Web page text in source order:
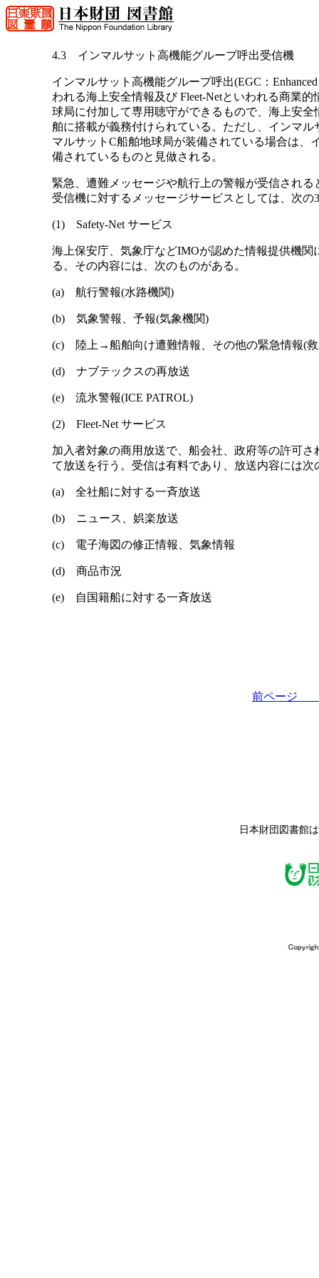
4.3 インマルサット高機能グループ呼出受信機
インマルサット高機能グループ呼出(EGC：
われる海上安全情報及び Fleet-Netといわれる商業
球局に付加して専用聴守ができるもので、海上安
舶に搭載が義務付けられている。ただし、インマ
マルサットC船舶地球局が装備されている場合は
備されているものと見做される。
緊急、遭難メッセージや航行上の警報が受信され
受信機に対するメッセージサービスとしては、次の
(1) Safety-Net サービス
海上保安庁、気象庁などIMOが認めた情報提供機
る。その内容には、次のものがある。
(a) 航行警報(水路機関)
(b) 気象警報、予報(気象機関)
(c) 陸上→船舶向け遭難情報、その他の緊急情報(救
(d) ナブテックスの再放送
(e) 流氷警報(ICE PATROL)
(2) Fleet-Net サービス
加入者対象の商用放送で、船会社、政府等の許可
て放送を行う。受信は有料であり、放送内容には次
(a) 全社船に対する一斉放送
(b) ニュース、娯楽放送
(c) 電子海図の修正情報、気象情報
(d) 商品市況
(e) 自国籍船に対する一斉放送
前ペー
日本財団図書館